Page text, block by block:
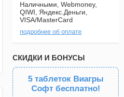
Наличными, Webmoney,
QIWI, Яндекс.Деньги,
VISA/MasterCard
подробнее об оплате
СКИДКИ И БОНУСЫ
5 таблеток Виагры
Софт бесплатно!